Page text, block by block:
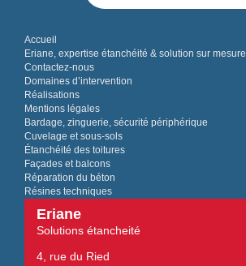
Accueil
Eriane, expertise étanchéité & solution sur mesure
Contactez-nous
Domaines d’intervention
Réalisations
Mentions légales
Bardage, zinguerie, sécurité périphérique
Cuvelage et sous-sols
Étanchéité des toitures
Façades et balcons
Réparation du béton
Résines techniques
Eriane
Solutions étancheité
4, rue du Ried